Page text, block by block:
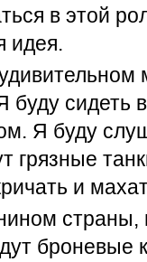
в этой
идея.
сидеть
Я буду
грязные
и
страны,
броневые